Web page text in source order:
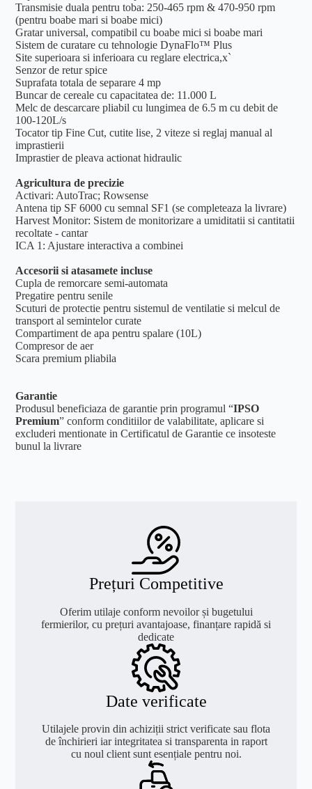
Transmisie duala pentru toba: 250-465 rpm & 470-950 rpm
(pentru boabe mari si boabe mici)
Gratar universal, compatibil cu boabe mici si boabe mari
Sistem de curatare cu tehnologie DynaFlo™ Plus
Site superioara si inferioara cu reglare electrica,x`
Senzor de retur spice
Suprafata totala de separare 4 mp
Buncar de cereale cu capacitatea de: 11.000 L
Melc de descarcare pliabil cu lungimea de 6.5 m cu debit de
100-120L/s
Tocator tip Fine Cut, cutite lise, 2 viteze si reglaj manual al
imprastierii
Imprastier de pleava actionat hidraulic
Agricultura de precizie
Activari: AutoTrac; Rowsense
Antena tip SF 6000 cu semnal SF1 (se completeaza la livrare)
Harvest Monitor: Sistem de monitorizare a umiditatii si cantitatii
recoltate - cantar
ICA 1: Ajustare interactiva a combinei
Accesorii si atasamete incluse
Cupla de remorcare semi-automata
Pregatire pentru senile
Scuturi de protectie pentru sistemul de ventilatie si melcul de
transport al semintelor curate
Compartiment de apa pentru spalare (10L)
Compresor de aer
Scara premium pliabila
Garantie
Produsul beneficiaza de garantie prin programul “IPSO
Premium” conform conditiilor de valabilitate, aplicare si
excluderi mentionate in Certificatul de Garantie ce insoteste
bunul la livrare
Prețuri Competitive
Oferim utilaje conform nevoilor și bugetului
fermierilor, cu prețuri avantajoase, finanțare rapidă si
dedicate
Date verificate
Utilajele provin din achiziții strict verificate sau flota
de închirieri iar integritatea si transparenta in raport
cu noul client sunt esențiale pentru noi.